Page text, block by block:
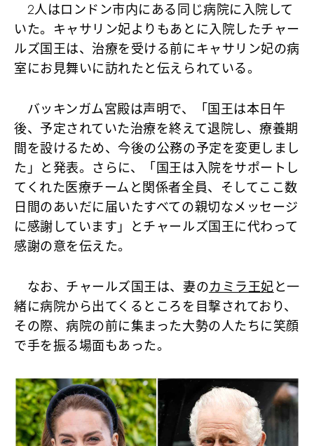
2人はロンドン市内にある同じ病院に入院して
いた。キャサリン妃よりもあとに入院したチャー
ルズ国王は、治療を受ける前にキャサリン妃の病
室にお見舞いに訪れたと伝えられている。
バッキンガム宮殿は声明で、「国王は本日午
後、予定されていた治療を終えて退院し、療養期
間を設けるため、今後の公務の予定を変更しまし
た」と発表。さらに、「国王は入院をサポートし
てくれた医療チームと関係者全員、そしてここ数
日間のあいだに届いたすべての親切なメッセージ
に感謝しています」とチャールズ国王に代わって
感謝の意を伝えた。
なお、チャールズ国王は、妻のカミラ王妃と一
緒に病院から出てくるところを目撃されており、
その際、病院の前に集まった大勢の人たちに笑顔
で手を振る場面もあった。